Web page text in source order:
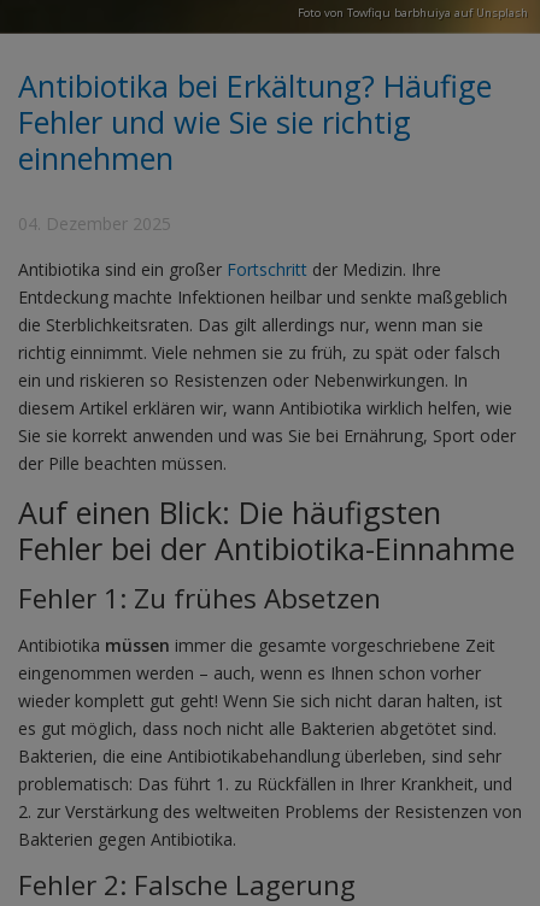
Foto von Towfiqu barbhuiya auf Unsplash
Antibiotika bei Erkältung? Häufige
Fehler und wie Sie sie richtig
einnehmen
04. Dezember 2025
Antibiotika sind ein großer Fortschritt der Medizin. Ihre
Entdeckung machte Infektionen heilbar und senkte maßgeblich
die Sterblichkeitsraten. Das gilt allerdings nur, wenn man sie
richtig einnimmt. Viele nehmen sie zu früh, zu spät oder falsch
ein und riskieren so Resistenzen oder Nebenwirkungen. In
diesem Artikel erklären wir, wann Antibiotika wirklich helfen, wie
Sie sie korrekt anwenden und was Sie bei Ernährung, Sport oder
der Pille beachten müssen.
Auf einen Blick: Die häufigsten
Fehler bei der Antibiotika-Einnahme
Fehler 1: Zu frühes Absetzen
Antibiotika müssen immer die gesamte vorgeschriebene Zeit
eingenommen werden – auch, wenn es Ihnen schon vorher
wieder komplett gut geht! Wenn Sie sich nicht daran halten, ist
es gut möglich, dass noch nicht alle Bakterien abgetötet sind.
Bakterien, die eine Antibiotikabehandlung überleben, sind sehr
problematisch: Das führt 1. zu Rückfällen in Ihrer Krankheit, und
2. zur Verstärkung des weltweiten Problems der Resistenzen von
Bakterien gegen Antibiotika.
Fehler 2: Falsche Lagerung